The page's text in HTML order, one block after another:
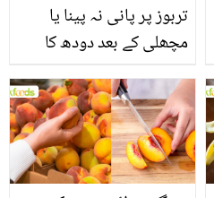
تربوز پر پانی نہ پینا یا
مچھلی کے بعد دودھ کا
استعمال۔۔ جانیں کھانوں
سے متعلق غلط فہمیوں کی
حقیقت کیا ہے اور افواہ
کیا؟